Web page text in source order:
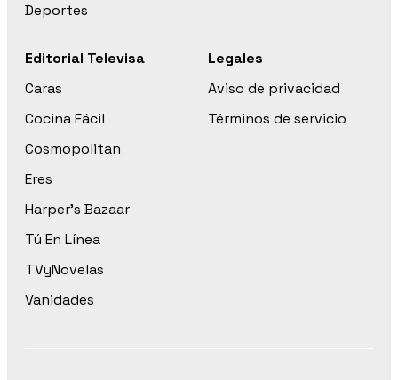
Deportes
Editorial Televisa
Caras
Cocina Fácil
Cosmopolitan
Eres
Harper’s Bazaar
Tú En Línea
TVyNovelas
Vanidades
Legales
Aviso de privacidad
Términos de servicio